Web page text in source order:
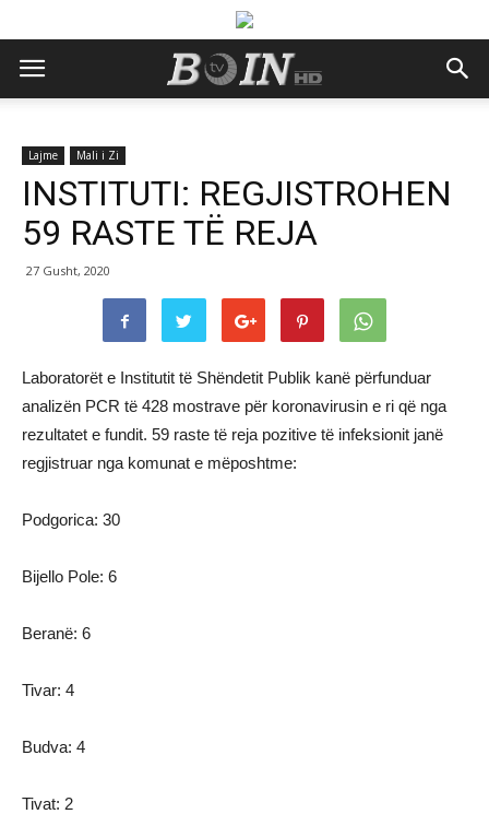
Lajme Mali i Zi
INSTITUTI: REGJISTROHEN
59 RASTE TË REJA
27 Gusht, 2020
Laboratorët e Institutit të Shëndetit Publik kanë përfunduar
analizën PCR të 428 mostrave për koronavirusin e ri që nga
rezultatet e fundit. 59 raste të reja pozitive të infeksionit janë
regjistruar nga komunat e mëposhtme:
Podgorica: 30
Bijello Pole: 6
Beranë: 6
Tivar: 4
Budva: 4
Tivat: 2